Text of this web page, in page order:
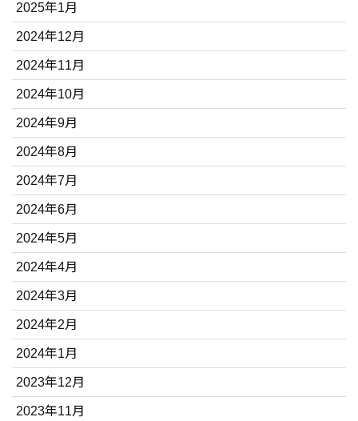
2025年1月
2024年12月
2024年11月
2024年10月
2024年9月
2024年8月
2024年7月
2024年6月
2024年5月
2024年4月
2024年3月
2024年2月
2024年1月
2023年12月
2023年11月